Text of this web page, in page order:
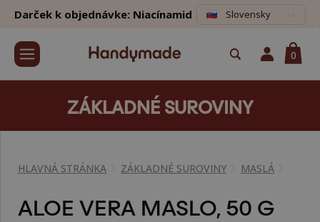
Darček k objednávke: Niacínamid Slovensky
0
ZÁKLADNÉ SUROVINY
HLAVNÁ STRÁNKA ZÁKLADNÉ SUROVINY MASLÁ
ALOE VERA MASLO, 50 G